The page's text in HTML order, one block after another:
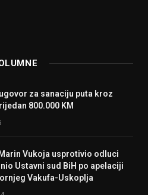
za sanaciju puta kroz
800.000 KM
Vukoja usprotivio odluci
Ustavni sud BiH po apelaciji
Vakufa-Uskoplja